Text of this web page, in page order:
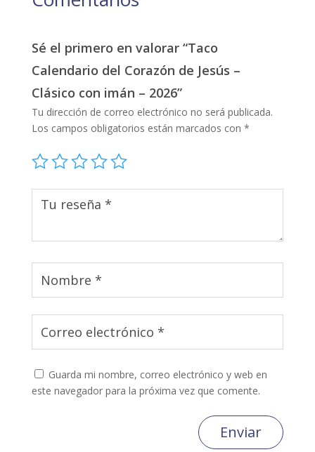
Sé el primero en valorar “Taco
Calendario del Corazón de Jesús –
Clásico con imán – 2026”
Tu dirección de correo electrónico no será publicada.
Los campos obligatorios están marcados con *
Guarda mi nombre, correo electrónico y web en
este navegador para la próxima vez que comente.
Enviar